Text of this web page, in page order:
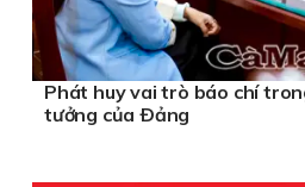
Phát huy vai trò báo chí
tưởng của Ðảng